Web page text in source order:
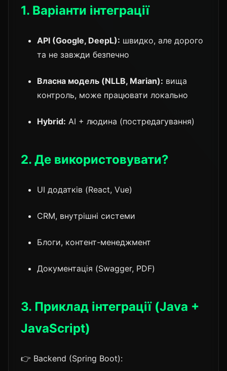
1. Варіанти інтеграції
API (Google, DeepL): швидко, але дорого
та не завжди безпечно
Власна модель (NLLB, Marian): вища
контроль, може працювати локально
Hybrid: AI + людина (постредагування)
2. Де використовувати?
UI додатків (React, Vue)
CRM, внутрішні системи
Блоги, контент-менеджмент
Документація (Swagger, PDF)
3. Приклад інтеграції (Java +
JavaScript)
👉 Backend (Spring Boot):